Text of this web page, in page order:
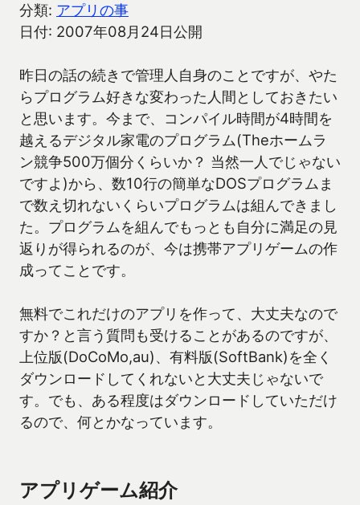
分類: アプリの事
日付: 2007年08月24日公開
昨日の話の続きで管理人自身のことですが、やた
らプログラム好きな変わった人間としておきたい
と思います。今まで、コンパイル時間が4時間を
越えるデジタル家電のプログラム(Theホームラ
ン競争500万個分くらいか？ 当然一人でじゃない
ですよ)から、数10行の簡単なDOSプログラムま
で数え切れないくらいプログラムは組んできまし
た。プログラムを組んでもっとも自分に満足の見
返りが得られるのが、今は携帯アプリゲームの作
成ってことです。
無料でこれだけのアプリを作って、大丈夫なので
すか？と言う質問も受けることがあるのですが、
上位版(DoCoMo,au)、有料版(SoftBank)を全く
ダウンロードしてくれないと大丈夫じゃないで
す。でも、ある程度はダウンロードしていただけ
るので、何とかなっています。
アプリゲーム紹介